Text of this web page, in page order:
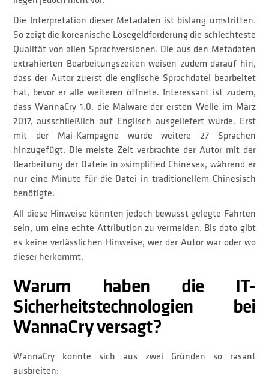
Die Interpretation dieser Metadaten ist bislang umstritten.
So zeigt die koreanische Lösegeldforderung die schlechteste
Qualität von allen Sprachversionen. Die aus den Metadaten
extrahierten Bearbeitungszeiten weisen zudem darauf hin,
dass der Autor zuerst die englische Sprachdatei bearbeitet
hat, bevor er alle weiteren öffnete. Interessant ist zudem,
dass WannaCry 1.0, die Malware der ersten Welle im März
2017, ausschließlich auf Englisch ausgeliefert wurde. Erst
mit der Mai-Kampagne wurde weitere 27 Sprachen
hinzugefügt. Die meiste Zeit verbrachte der Autor mit der
Bearbeitung der Dateie in »simplified Chinese«, während er
nur eine Minute für die Datei in traditionellem Chinesisch
benötigte.
All diese Hinweise könnten jedoch bewusst gelegte Fährten
sein, um eine echte Attribution zu vermeiden. Bis dato gibt
es keine verlässlichen Hinweise, wer der Autor war oder wo
dieser herkommt.
Warum haben die IT-
Sicherheitstechnologien bei
WannaCry versagt?
WannaCry konnte sich aus zwei Gründen so rasant
ausbreiten: